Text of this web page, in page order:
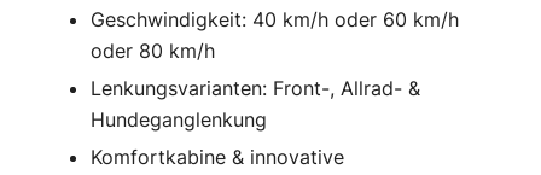
Geschwindigkeit: 40 km/h oder 60 km/h
oder 80 km/h
Lenkungsvarianten: Front-, Allrad- &
Hundeganglenkung
Komfortkabine & innovative